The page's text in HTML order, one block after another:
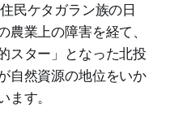
民ケタガラン族の日
業上の障害を経て、
スター」となった北投
自然資源の地位をいか
す。